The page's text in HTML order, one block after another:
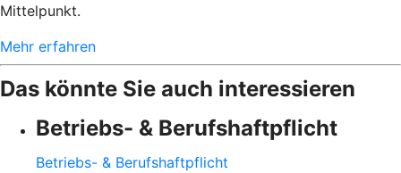
Mittelpunkt.
Mehr erfahren
Das könnte Sie auch interessieren
Betriebs- & Berufshaftpflicht
Betriebs- & Berufshaftpflicht